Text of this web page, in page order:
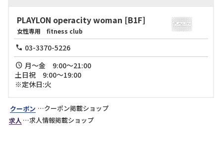
PLAYLON operacity woman [B1F]
女性専用 fitness club
03-3370-5226
月～金　9:00～21:00
土日祝　9:00～19:00
※定休日:火
クーポン …クーポン掲載ショップ
求人…求人情報掲載ショップ